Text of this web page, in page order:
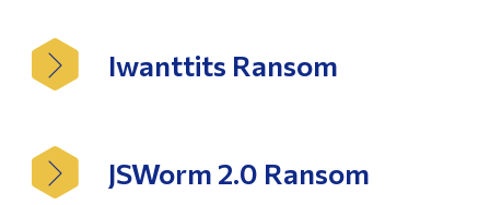
Iwanttits Ransom
JSWorm 2.0 Ransom